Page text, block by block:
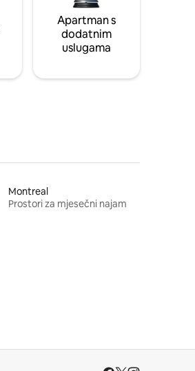
Apartman s
dodatnim
uslugama
Montreal
Prostori za mjesečni najam